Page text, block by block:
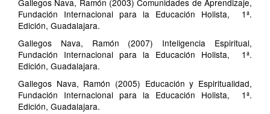
Gallegos Nava, Ramón (2003) Comunidades de Aprendizaje,
Fundación Internacional para la Educación Holista, 1ª.
Edición, Guadalajara.
Gallegos Nava, Ramón (2007) Inteligencia Espiritual,
Fundación Internacional para la Educación Holista, 1ª.
Edición, Guadalajara.
Gallegos Nava, Ramón (2005) Educación y Espiritualidad,
Fundación Internacional para la Educación Holista, 1ª.
Edición, Guadalajara.